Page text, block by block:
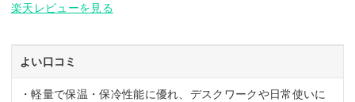
楽天レビューを見る
よい口コミ
・軽量で保温・保冷性能に優れ、デスクワークや日常使いに